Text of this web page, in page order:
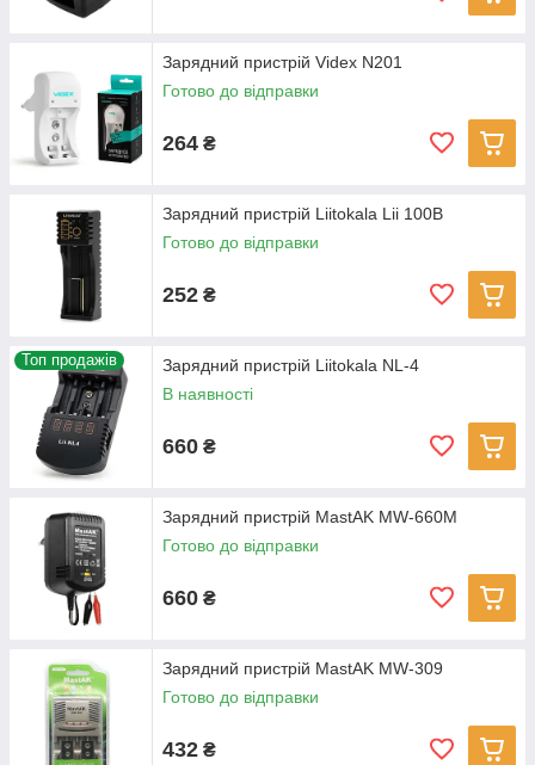
Зарядний пристрій Videx N201
Готово до відправки
264 ₴
Зарядний пристрій Liitokala Lii 100B
Готово до відправки
252 ₴
Топ продажів
Зарядний пристрій Liitokala NL-4
В наявності
660 ₴
Зарядний пристрій MastAK MW-660M
Готово до відправки
660 ₴
Зарядний пристрій MastAK MW-309
Готово до відправки
432 ₴